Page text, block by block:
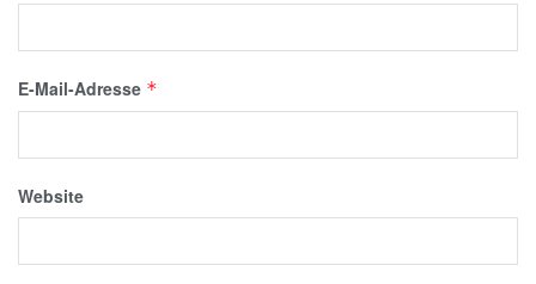
E-Mail-Adresse *
Website